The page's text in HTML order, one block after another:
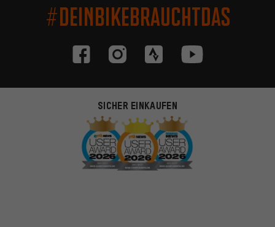
#DEINBIKEBRAUCHTDAS
SICHER EINKAUFEN